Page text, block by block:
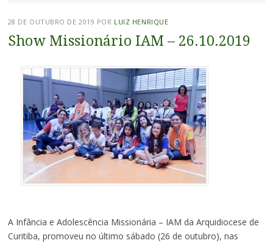
28 DE OUTUBRO DE 2019 POR LUIZ HENRIQUE
Show Missionário IAM – 26.10.2019
A Infância e Adolescência Missionária – IAM da Arquidiocese de
Curitiba, promoveu no último sábado (26 de outubro), nas